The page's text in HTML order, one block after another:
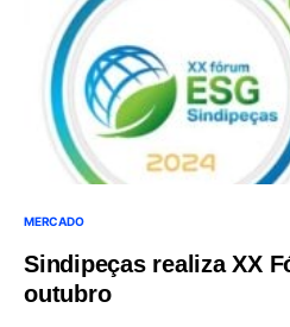
MERCADO
Sindipeças realiza XX
outubro